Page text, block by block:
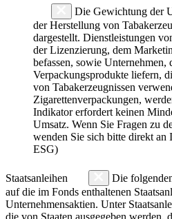
Die Gewichtung der
der Herstellung von
dargestellt. Dienstleistungen
der Lizenzierung, dem
befassen, sowie
Verpackungsprodukte liefern,
von Tabakerzeugnissen
Zigarettenverpackungen,
Indikator erfordert keinen
Umsatz. Wenn Sie Fragen zu
wenden Sie sich bitte direkt an
ESG)
Staatsanleihen
Die
auf die im Fonds enthaltenen
Unternehmensaktien. Unter
die von Staaten ausgegeben